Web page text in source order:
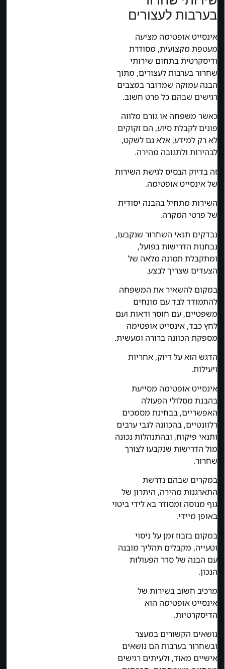
בערבות לעצורים
אינסייט אופטימה מציעה
מעטפת מקצועית, מסודרת
ודיסקרטית בתחום שירותי
שחרור בערבות לעצורים, מתוך
הבנה עמוקה שמדובר במצבים
רגישים שבהם כל פרט חשוב.
כאשר משפחה או גורם מלווה
פונים לקבלת סיוע, הם זקוקים
לא רק למידע, אלא גם לשקט,
לבהירות ולתגובה מהירה.
זה בדיוק הבסיס לגישת השירות
של אינסייט אופטימה.
השירות מתחיל בהבנה יסודית
של פרטי המקרה.
נבדקים תנאי השחרור שנקבעו,
נבחנות הדרישות בפועל,
ומתקבלת תמונה מלאה של
הצעדים שצריך לבצע.
במקום להשאיר את המשפחה
להתמודד לבד עם מונחים
משפטיים, עם חוסר ודאות ועם
לחץ כבד, אינסייט אופטימה
מספקת הכוונה ברורה ומעשית.
הדגש הוא על דיוק, אחריות
ויעילות.
אינסייט אופטימה מסייעת
בהבנת מסלולי הפעולה
האפשריים, בבחינת מסמכים
רלוונטיים, בהכוונה לגבי ערבים
ותנאי פיקוח, ובהתנהלות נכונה
מול הדרישות שנקבעו לצורך
שחרור.
במקרים שבהם נדרשת
התארגנות מהירה, היתרון של
גוף מנוסה ומסודר בא לידי ביטוי
באופן מיידי.
במקום בזבוז זמן על ניסוי
וטעייה, מקבלים תהליך מובנה
עם הבנה של סדר הפעולות
הנכון.
מרכיב חשוב בשירות של
אינסייט אופטימה הוא
הדיסקרטיות.
נושאים הקשורים במעצר
ובשחרור בערבות הם נושאים
אישיים מאוד, ולעיתים רגישים